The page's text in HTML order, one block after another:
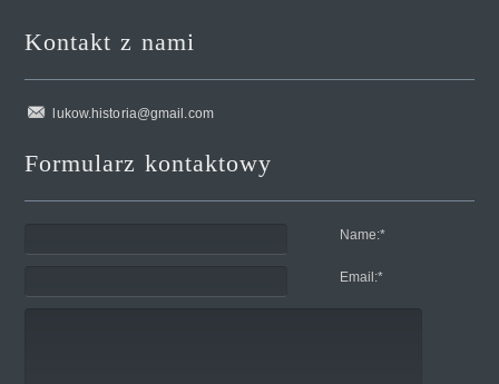
Kontakt z nami
lukow.historia@gmail.com
Formularz kontaktowy
Name:*
Email:*